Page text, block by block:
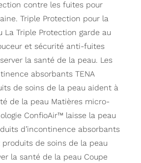
contre les fuites pour
Triple Protection pour la
La Triple Protection garde au
et sécurité anti-fuites
la santé de la peau. Les
absorbants TENA
de soins de la peau aident à
de la peau Matières micro-
ConfioAir™ laisse la peau
d’incontinence absorbants
produits de soins de la peau
la santé de la peau Coupe